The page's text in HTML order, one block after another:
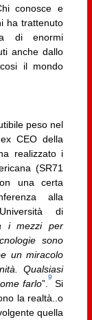
conosce e
ha trattenuto
di enormi
anche dallo
il mondo
peso nel
ex CEO della
realizzato i
(SR71
una certa
alla
di
i mezzi per
sono
un miracolo
Qualsiasi
farlo”.
9
Si
la realtà..o
quella